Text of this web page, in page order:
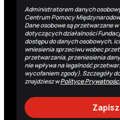
Administratorem danych
Centrum Pomocy
Dane osobowe są przetwarzane
dotyczących działalności
dostępu do danych osobowych,
wniesienia sprzeciwu wobec
przetwarzania, przeniesienia
nie wpływa na legalność
wycofaniem zgody). Szczegóły
znajdziesz wPolityce Prywatności